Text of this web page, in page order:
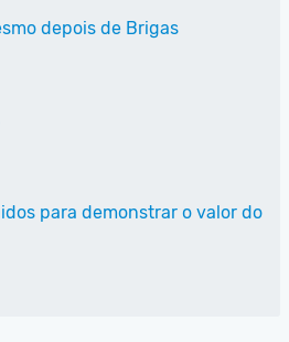
depois de Brigas
para demonstrar o valor do